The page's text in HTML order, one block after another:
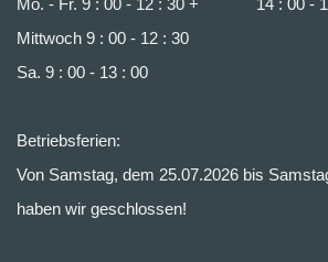
Mo. - Fr. 9 : 00 - 12 : 30 + 14 : 00 -
Mittwoch 9 : 00 - 12 : 30
Sa. 9 : 00 - 13 : 00
Betriebsferien:
Von Samstag, dem 25.07.2026 bis
haben wir geschlossen!